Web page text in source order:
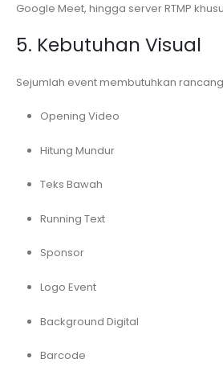
Google Meet, hingga server RTMP
5. Kebutuhan Visual
Sejumlah event membutuhkan
Opening Video
Hitung Mundur
Teks Bawah
Running Text
Sponsor
Logo Event
Background Digital
Barcode